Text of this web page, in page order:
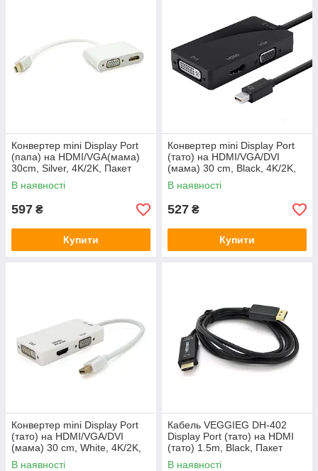
Конвертер mini Display Port
(папа) на HDMI/VGA(мама)
30cm, Silver, 4K/2K, Пакет
В наявності
597 ₴
Купити
Конвертер mini Display Port
(тато) на HDMI/VGA/DVI
(мама) 30 cm, Black, 4K/2K,
Пакет
В наявності
527 ₴
Купити
Конвертер mini Display Port
(тато) на HDMI/VGA/DVI
(мама) 30 cm, White, 4K/2K,
Пакет
В наявності
Кабель VEGGIEG DH-402
Display Port (тато) на HDMI
(тато) 1.5m, Black, Пакет
В наявності